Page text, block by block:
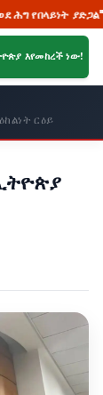
ያድጋል" ጠቅላይ
እየመከረች ነው!
ርዕይ